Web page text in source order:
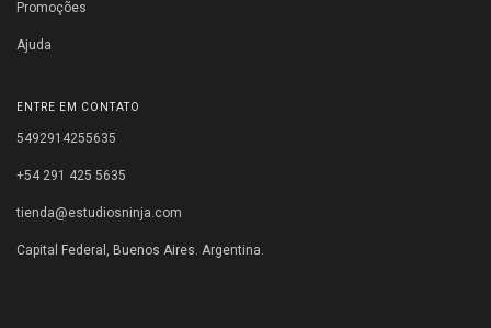
Promoções
Ajuda
ENTRE EM CONTATO
5492914255635
+54 291 425 5635
tienda@estudiosninja.com
Capital Federal, Buenos Aires. Argentina.